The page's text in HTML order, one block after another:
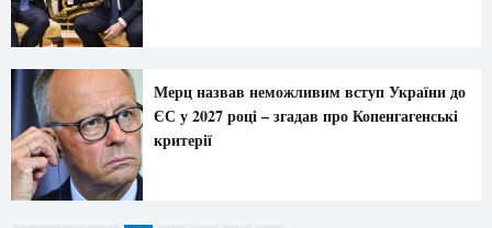
Мерц назвав неможливим вступ України до
ЄС у 2027 році – згадав про Копенгагенські
критерії